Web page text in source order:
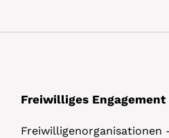
Freiwilliges Engagement
Freiwilligenorganisationen